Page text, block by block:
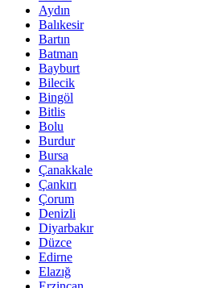
Aydın
Balıkesir
Bartın
Batman
Bayburt
Bilecik
Bingöl
Bitlis
Bolu
Burdur
Bursa
Çanakkale
Çankırı
Çorum
Denizli
Diyarbakır
Düzce
Edirne
Elazığ